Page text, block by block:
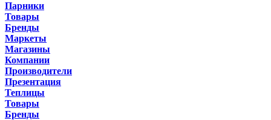
Парники
Товары
Бренды
Маркеты
Магазины
Компании
Производители
Презентация
Теплицы
Товары
Бренды